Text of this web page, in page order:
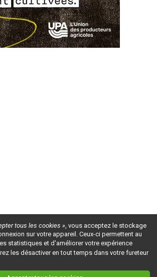
tous les cookies », vous acceptez le stockage
sur votre appareil. Ceux-ci permettent au
statistiques et d'améliorer votre expérience
les désactiver en tout temps dans votre fureteur